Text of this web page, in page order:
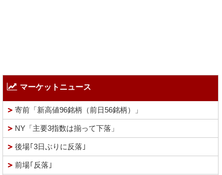
マーケットニュース
寄前「新高値96銘柄（前日56銘柄）」
NY「主要3指数は揃って下落」
後場｢3日ぶりに反落｣
前場｢反落｣